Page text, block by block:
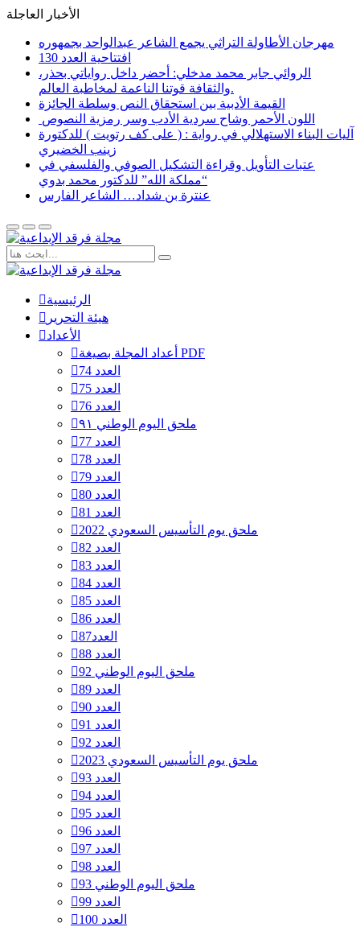
الأخبار العاجلة
مهرجان الأطاولة التراثي يجمع الشاعر عبدالواحد بجمهوره
افتتاحية العدد 130
الروائي جابر محمد مدخلي: أحضر داخل رواياتي بحذر،
والثقافة قوتنا الناعمة لمخاطبة العالم.
القيمة الأدبية بين استحقاق النص وسلطة الجائزة
​ اللون الأحمر وشاح سردية الأدب وسر رمزية النصوص
آليات البناء الاستهلالي في رواية : ( على كف رتويت ) للدكتورة
زينب الخضيري
عتبات التأويل وقراءة التشكيل الصوفي والفلسفي في
“مملكة الله” للدكتور محمد بدوي
عنترة بن شداد… الشاعر الفارس
الرئيسية
هيئة التحرير
الأعداد
أعداد المجلة بصيغة PDF
العدد 74
العدد 75
العدد 76
ملحق اليوم الوطني ٩١
العدد 77
العدد 78
العدد 79
العدد 80
العدد 81
ملحق يوم التأسيس السعودي 2022
العدد 82
العدد 83
العدد 84
العدد 85
العدد 86
العدد87
العدد 88
ملحق اليوم الوطني 92
العدد 89
العدد 90
العدد 91
العدد 92
ملحق يوم التأسيس السعودي 2023
العدد 93
العدد 94
العدد 95
العدد 96
العدد 97
العدد 98
ملحق اليوم الوطني 93
العدد 99
العدد 100